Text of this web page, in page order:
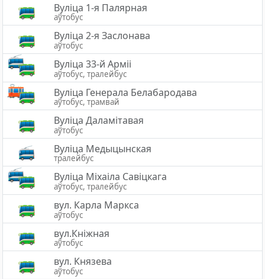
Вуліца 1-я Палярная
аўтобус
Вулiца 2-я Заслонава
аўтобус
Вуліца 33-й Арміі
аўтобус, тралейбус
Вуліца Генерала Белабародава
аўтобус, трамвай
Вуліца Даламітавая
аўтобус
Вуліца Медыцынская
тралейбус
Вуліца Міхаіла Савіцкага
аўтобус, тралейбус
вул. Карла Маркса
аўтобус
вул.Кніжная
аўтобус
вул. Князева
аўтобус